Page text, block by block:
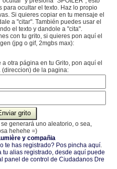
para ocultar el texto. Haz lo propio
Si quieres copiar en tu mensaje el
a "citar". También puedes usar el
el texto y dandole a "cita".
con tu grito, si quieres pon aquí el
(jpg o gif, 2mgbs max):
otra página en tu Grito, pon aquí el
(direccion) de la pagina:
generará uno aleatorio, o sea,
hehehe =)
y compañia
te has registrado? Pos pincha aquí.
tu alias registrado, desde aquí puede
panel de control de Ciudadanos Dre